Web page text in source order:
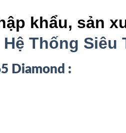
khẩu, sản
Hệ Thống Siêu
Diamond :